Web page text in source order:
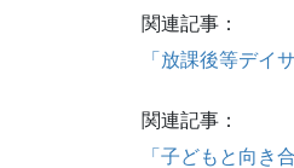
関連記事：
「放課後等デイ
関連記事：
「子どもと向き